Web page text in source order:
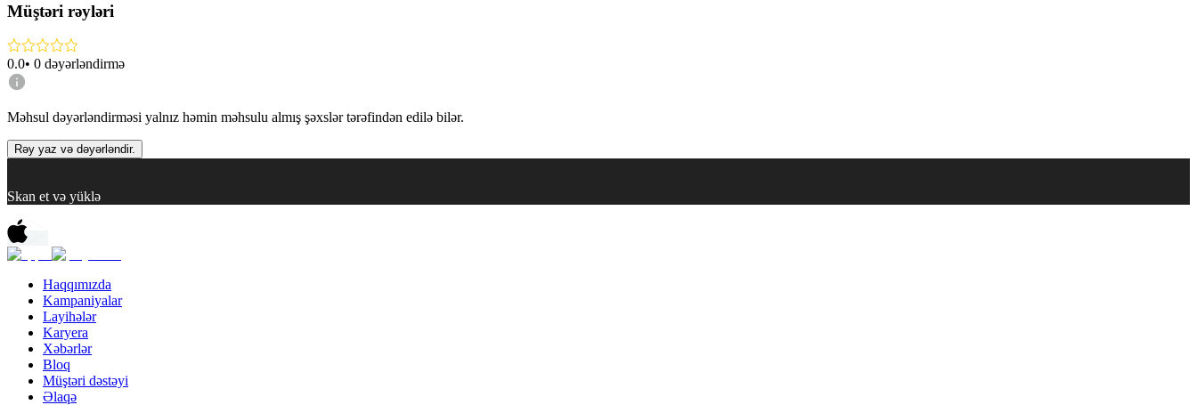
Müştəri rəyləri
0.0• 0 dəyərləndirmə
Məhsul dəyərləndirməsi yalnız həmin məhsulu almış şəxslər tərəfindən edilə bilər.
Rəy yaz və dəyərləndir.
Skan et və yüklə
Haqqımızda
Kampaniyalar
Layihələr
Karyera
Xəbərlər
Bloq
Müştəri dəstəyi
Əlaqə